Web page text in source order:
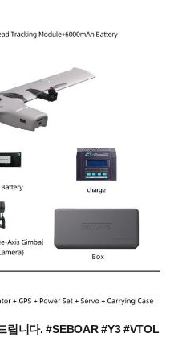
립니다. #SEBOAR #Y3 #VTOL